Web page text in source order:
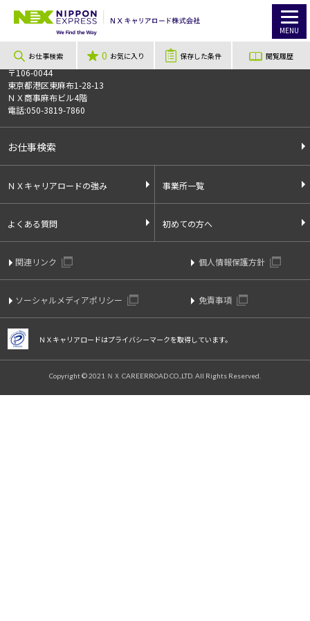
MENU
お仕事検索 0 お気に入り 保存した条件 閲覧履歴
TOP お仕事検索
このお仕事は非公開のお仕事です
お仕事番号013126
〒106-0044
東京都港区東麻布1-28-13
ＮＸ商事麻布ビル4階
電話:050-3819-7860
お仕事検索
ＮＸキャリアロードの強み 事業所一覧
よくある質問 初めての方へ
関連リンク 個人情報保護方針
ソーシャルメディアポリシー 免責事項
ＮＸキャリアロードはプライバシーマークを取得しています。
Copyright © 2021 ＮＸ CAREERROAD CO.,LTD. All Rights Reserved.